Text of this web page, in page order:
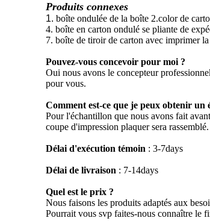
Produits connexes
1. boîte ondulée de la boîte 2.color de
4. boîte en carton ondulé se pliante de
7. boîte de tiroir de carton avec imprimer
Pouvez-vous concevoir pour moi ?
Oui nous avons le concepteur
pour vous.
Comment est-ce que je peux obtenir un
Pour l'échantillon que nous avons fait
coupe d'impression plaquer sera
Délai d'exécution témoin : 3-7days
Délai de livraison : 7-14days
Quel est le prix ?
Nous faisons les produits adaptés aux
Pourrait vous svp faites-nous connaître le